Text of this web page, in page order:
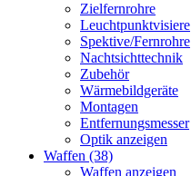
Zielfernrohre
Leuchtpunktvisiere
Spektive/Fernrohre
Nachtsichttechnik
Zubehör
Wärmebildgeräte
Montagen
Entfernungsmesser
Optik anzeigen
Waffen (38)
Waffen anzeigen